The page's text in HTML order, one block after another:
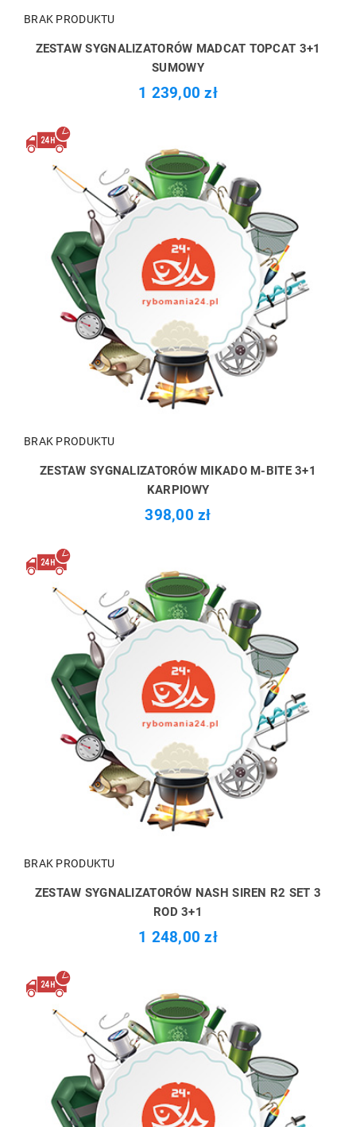
BRAK PRODUKTU
ZESTAW SYGNALIZATORÓW MADCAT TOPCAT 3+1
SUMOWY
1 239,00 zł
BRAK PRODUKTU
ZESTAW SYGNALIZATORÓW MIKADO M-BITE 3+1
KARPIOWY
398,00 zł
BRAK PRODUKTU
ZESTAW SYGNALIZATORÓW NASH SIREN R2 SET 3
ROD 3+1
1 248,00 zł